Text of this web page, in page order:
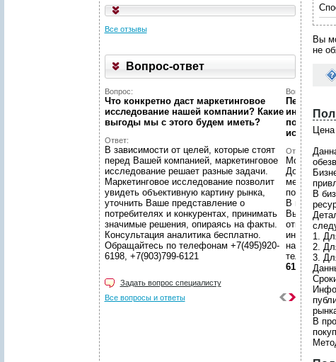
Все отзывы
Вопрос-ответ
Вопрос:
Что конкретно даст маркетинговое
исследование нашей компании? Какие
выгоды мы c этого будем иметь?
Ответ:
В зависимости от целей, которые стоят
перед Вашей компанией, маркетинговое
исследование решает разные задачи.
Маркетинговое исследование позволит
увидеть объективную картину рынка,
уточнить Ваше представление о
потребителях и конкурентах, принимать
значимые решения, опираясь на факты.
Консультация аналитика бесплатно.
Обращайтесь по телефонам +7(495)920-
6198, +7(903)799-6121
Вопрос:
Первый
Ответ:
Можно! Мы
В нашем
Вы
находится
6121
Задать вопрос специалисту
Все вопросы и ответы
Вы
не
Цена
В
1.
2.
3.
В